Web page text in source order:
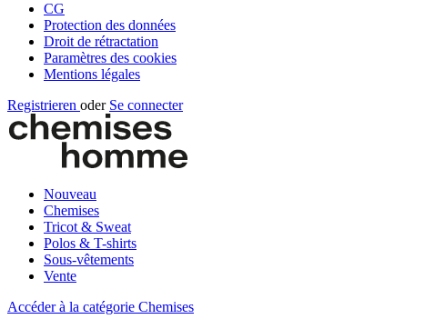
CG
Protection des données
Droit de rétractation
Paramètres des cookies
Mentions légales
Registrieren oder Se connecter
Nouveau
Chemises
Tricot & Sweat
Polos & T-shirts
Sous-vêtements
Vente
Accéder à la catégorie Chemises